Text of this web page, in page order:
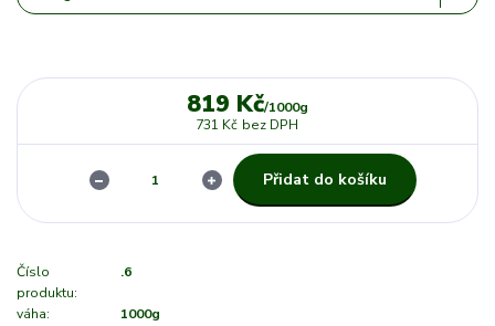
819 Kč/1000g
731 Kč bez DPH
Přidat do košíku
Číslo
produktu:
.6
váha: 1000g